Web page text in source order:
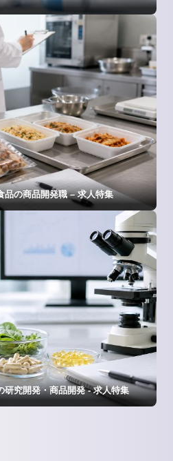
品の商品開発職 – 求人特集
研究開発・商品開発 - 求人特集